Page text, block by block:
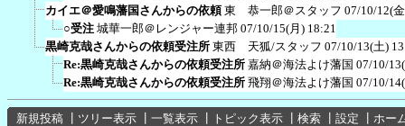
カイエ＠愛鳴藩国さんからの依頼 東 恭一郎＠スタッフ 07/10/12(
○受注 城華一郎＠レンジャー連邦 07/10/15(月) 18:21
黒崎克哉さんからの依頼受注所 東西 天狐/スタッフ 07/10/13(土)
Re:黒崎克哉さんからの依頼受注所 嘉納＠海法よけ藩国 07/10/
Re:黒崎克哉さんからの依頼受注所 飛翔＠海法よけ藩国 07/10/
新規投稿 ツリー表示 一覧表示 トピック表示 検索 設定
ホー